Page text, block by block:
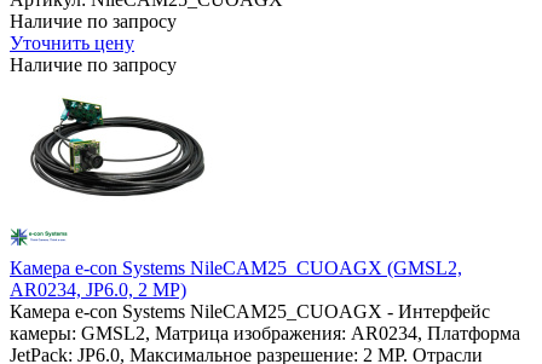
Наличие по запросу
Уточнить цену
Наличие по запросу
Камера e-con Systems NileCAM25_CUOAGX (GMSL2,
AR0234, JP6.0, 2 MP)
Камера e-con Systems NileCAM25_CUOAGX - Интерфейс
камеры: GMSL2, Матрица изображения: AR0234, Платформа
JetPack: JP6.0, Максимальное разрешение: 2 MP. Отрасли